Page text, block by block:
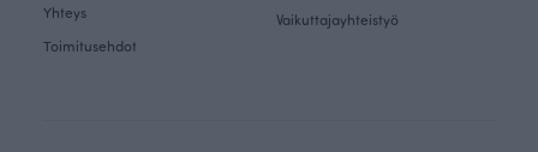
Yhteys
Toimitusehdot
Vaikuttajayhteistyö